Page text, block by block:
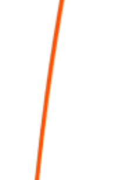
Les Avantages du Réseau
d'Entreprise
de réductions et d'offres
Outils digitaux inclus
Des applications